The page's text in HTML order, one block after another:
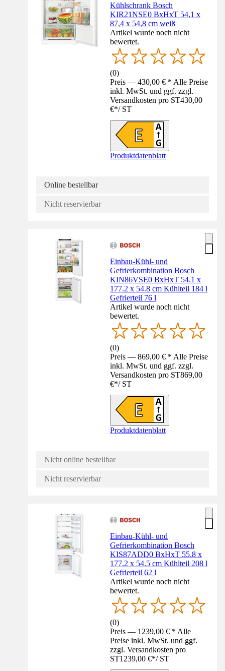
Kühlschrank Bosch
KIR21NSE0 BxHxT 54,1 x
87,4 x 54,8 cm weiß
Artikel wurde noch nicht
bewertet.
(0)
Preis — 430,00 € * Alle Preise
inkl. MwSt. und ggf. zzgl.
Versandkosten pro ST430,00
€*/ ST
Produktdatenblatt
Online bestellbar
Nicht reservierbar
Einbau-Kühl- und
Gefrierkombination Bosch
KIN86VSE0 BxHxT 54.1 x
177.2 x 54.8 cm Kühlteil 184 l
Gefrierteil 76 l
Artikel wurde noch nicht
bewertet.
(0)
Preis — 869,00 € * Alle Preise
inkl. MwSt. und ggf. zzgl.
Versandkosten pro ST869,00
€*/ ST
Produktdatenblatt
Nicht online bestellbar
Nicht reservierbar
Einbau-Kühl- und
Gefrierkombination Bosch
KIS87ADD0 BxHxT 55.8 x
177.2 x 54.5 cm Kühlteil 208 l
Gefrierteil 62 l
Artikel wurde noch nicht
bewertet.
(0)
Preis — 1239,00 € * Alle
Preise inkl. MwSt. und ggf.
zzgl. Versandkosten pro
ST1239,00 €*/ ST